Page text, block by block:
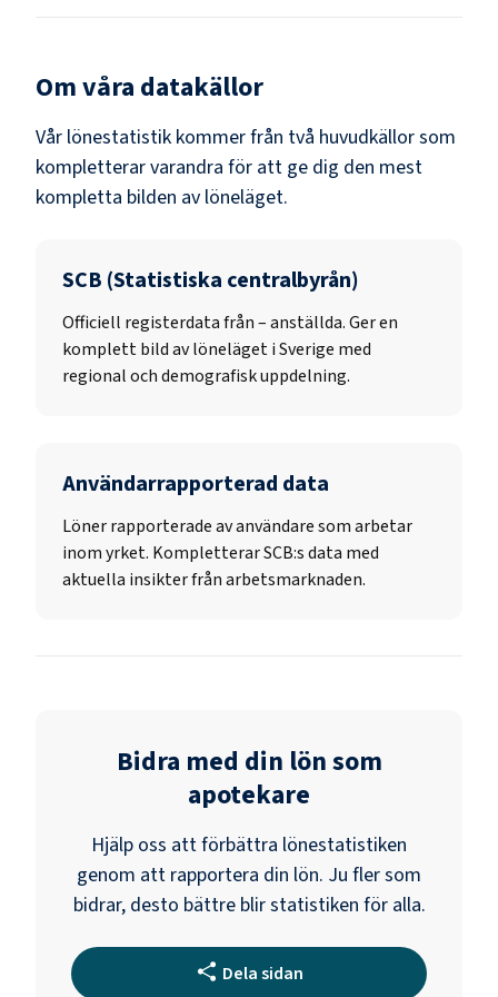
Om våra datakällor
Vår lönestatistik kommer från två huvudkällor som
kompletterar varandra för att ge dig den mest
kompletta bilden av löneläget.
SCB (Statistiska centralbyrån)
Officiell registerdata från–anställda. Ger en
komplett bild av löneläget i Sverige med
regional och demografisk uppdelning.
Användarrapporterad data
Löner rapporterade av användare som arbetar
inom yrket. Kompletterar SCB:s data med
aktuella insikter från arbetsmarknaden.
Bidra med din lön som
apotekare
Hjälp oss att förbättra lönestatistiken
genom att rapportera din lön. Ju fler som
bidrar, desto bättre blir statistiken för alla.
Dela sidan